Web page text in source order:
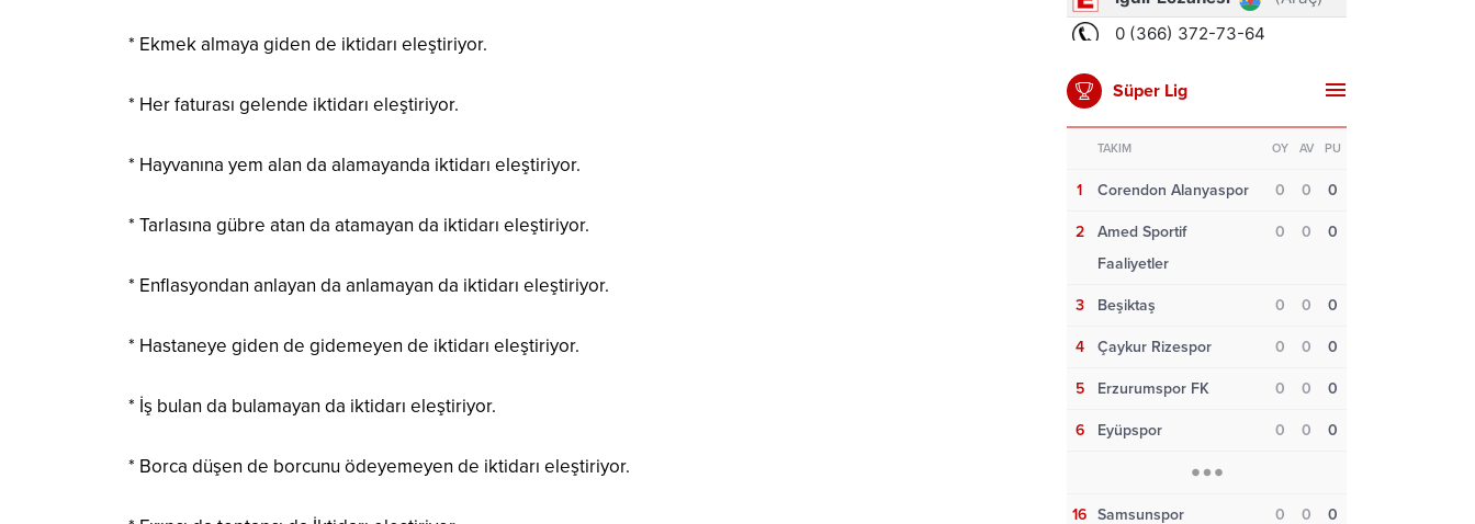
* Ekmek almaya giden de iktidarı eleştiriyor.
* Her faturası gelende iktidarı eleştiriyor.
* Hayvanına yem alan da alamayanda iktidarı eleştiriyor.
* Tarlasına gübre atan da atamayan da iktidarı eleştiriyor.
* Enflasyondan anlayan da anlamayan da iktidarı eleştiriyor.
* Hastaneye giden de gidemeyen de iktidarı eleştiriyor.
* İş bulan da bulamayan da iktidarı eleştiriyor.
* Borca düşen de borcunu ödeyemeyen de iktidarı eleştiriyor.
Süper Lig
TAKIM OY AV PU
1 Corendon Alanyaspor 0 0 0
2
Amed Sportif
Faaliyetler
0 0 0
3 Beşiktaş 0 0 0
4 Çaykur Rizespor 0 0 0
5 Erzurumspor FK 0 0 0
6 Eyüpspor 0 0 0
16 Samsunspor 0 0 0